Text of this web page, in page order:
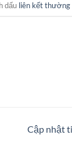
dấu liên kết
Cập nhật